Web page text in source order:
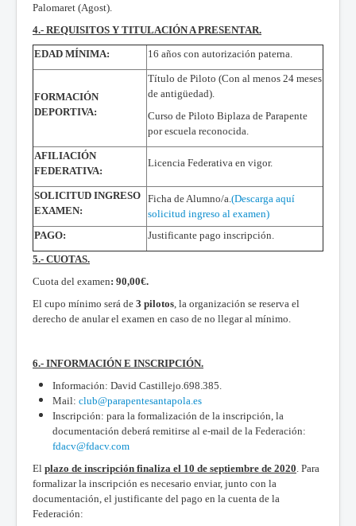
Palomaret (Agost).
4.- REQUISITOS Y TITULACIÓN A PRESENTAR.
EDAD MÍNIMA:
16 años con autorización paterna.
FORMACIÓN
DEPORTIVA:
Título de Piloto (Con al menos 24 meses
de antigüedad).
Curso de Piloto Biplaza de Parapente
por escuela reconocida.
AFILIACIÓN
FEDERATIVA:
Licencia Federativa en vigor.
SOLICITUD INGRESO
EXAMEN:
Ficha de Alumno/a. (Descarga aquí
solicitud ingreso al examen)
PAGO:
Justificante pago inscripción.
5.- CUOTAS.
Cuota del examen: 90,00€.
El cupo mínimo será de 3 pilotos , la organización se reserva el
derecho de anular el examen en caso de no llegar al mínimo.
6.- INFORMACIÓN E INSCRIPCIÓN.
Información: David Castillejo.698.385.
Mail: club@parapentesantapola.es
Inscripción: para la formalización de la inscripción, la
documentación deberá remitirse al e-mail de la Federación:
fdacv@fdacv.com
El plazo de inscripción finaliza el 10 de septiembre de 2020 . Para
formalizar la inscripción es necesario enviar, junto con la
documentación, el justificante del pago en la cuenta de la
Federación: